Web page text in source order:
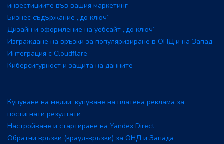
инвестициите във вашия маркетинг
Бизнес съдържание „до ключ“
Дизайн и оформление на уебсайт „до ключ“
Изграждане на връзки за популяризиране в ОНД и на Запад
Интеграция с Cloudflare
Киберсигурност и защита на данните
Купуване на медии: купуване на платена реклама за
постигнати резултати
Настройване и стартиране на Yandex Direct
Обратни връзки (крауд-връзки) за ОНД и Запада